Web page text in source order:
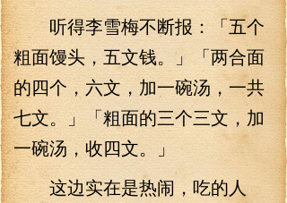
听得李雪梅不断报：「五个
粗面馒头，五文钱。」「两合面
的四个，六文，加一碗汤，一共
七文。」「粗面的三个三文，加
一碗汤，收四文。」
这边实在是热闹，吃的人